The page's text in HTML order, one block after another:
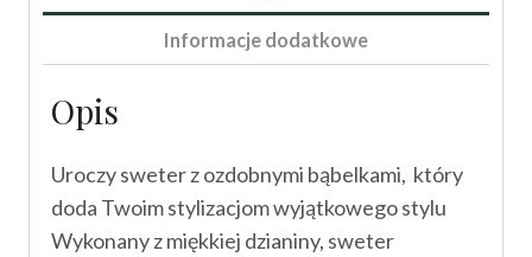
Informacje dodatkowe
Opis
Uroczy sweter z ozdobnymi bąbelkami, który
doda Twoim stylizacjom wyjątkowego stylu
Wykonany z miękkiej dzianiny, sweter